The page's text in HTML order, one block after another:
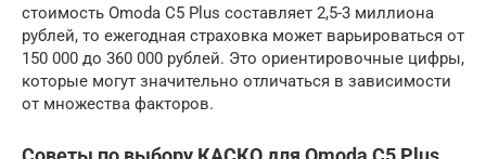
стоимость Omoda C5 Plus составляет 2,5-3 миллиона
рублей, то ежегодная страховка может варьироваться от
150 000 до 360 000 рублей. Это ориентировочные цифры,
которые могут значительно отличаться в зависимости
от множества факторов.